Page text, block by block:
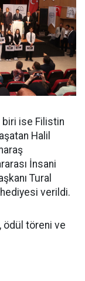
biri ise Filistin
Halil
İnsani
Tural
hediyesi verildi.
ödül töreni ve